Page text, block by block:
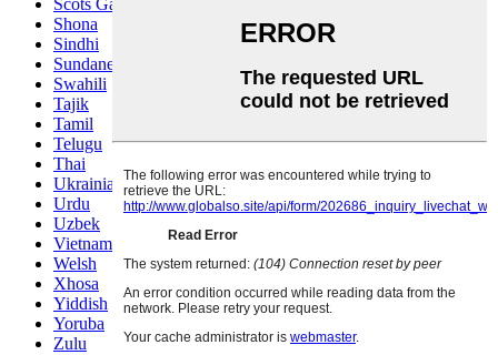
Scots Gaelic
Shona
Sindhi
Sundanese
Swahili
Tajik
Tamil
Telugu
Thai
Ukrainian
Urdu
Uzbek
Vietnamese
Welsh
Xhosa
Yiddish
Yoruba
Zulu